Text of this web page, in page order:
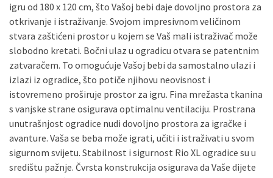
igru od 180 x 120 cm, što Vašoj bebi daje dovoljno prostora za
otkrivanje i istraživanje. Svojom impresivnom veličinom
stvara zaštićeni prostor u kojem se Vaš mali istraživač može
slobodno kretati. Bočni ulaz u ogradicu otvara se patentnim
zatvaračem. To omogućuje Vašoj bebi da samostalno ulazi i
izlazi iz ogradice, što potiče njihovu neovisnost i
istovremeno proširuje prostor za igru. Fina mrežasta tkanina
s vanjske strane osigurava optimalnu ventilaciju. Prostrana
unutrašnjost ogradice nudi dovoljno prostora za igračke i
avanture. Vaša se beba može igrati, učiti i istraživati u svom
sigurnom svijetu. Stabilnost i sigurnost Rio XL ogradice su u
središtu pažnje. Čvrsta konstrukcija osigurava da Vaše dijete